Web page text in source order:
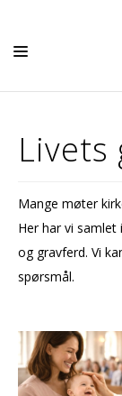
LIVETS GANG
FLØVÆRINGEN/
KALENDER
KONTAKT
Livets
Mange møter
Her har vi
og gravferd. Vi
spørsmål.